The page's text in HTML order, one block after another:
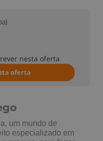
)
nesta oferta
oferta
um mundo de
especializado em